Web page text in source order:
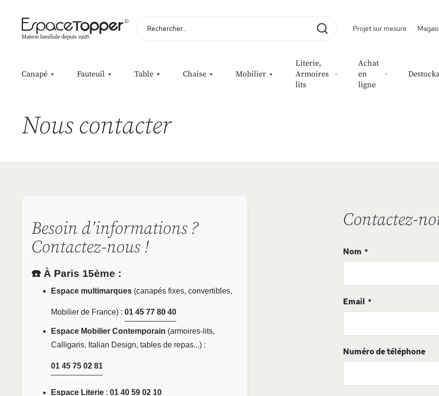
Projet sur mesure
Canapé Fauteuil Table Chaise Mobilier
Literie,
Armoires
lits
Achat
en
ligne
Nous contacter
Besoin d’informations ?
Contactez-nous !
☎️ À Paris 15ème :
Espace multimarques (canapés fixes, convertibles,
Mobilier de France) : 01 45 77 80 40
Espace Mobilier Contemporain (armoires-lits,
Calligaris, Italian Design, tables de repas...) :
01 45 75 02 81
Espace Literie : 01 40 59 02 10
Contactez-
Nom
Email
Numéro de téléphone